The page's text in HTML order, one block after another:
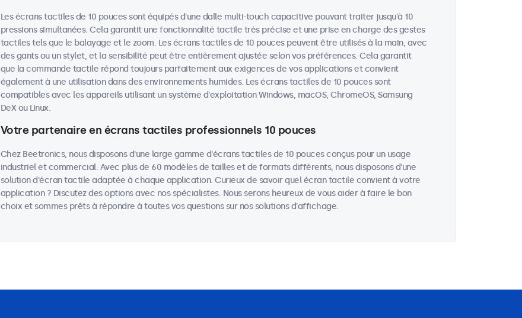
Les écrans tactiles de 10 pouces sont équipés d'une dalle multi-touch capacitive pouvant traiter jusqu'à 10
pressions simultanées. Cela garantit une fonctionnalité tactile très précise et une prise en charge des gestes
tactiles tels que le balayage et le zoom. Les écrans tactiles de 10 pouces peuvent être utilisés à la main, avec
des gants ou un stylet, et la sensibilité peut être entièrement ajustée selon vos préférences. Cela garantit
que la commande tactile répond toujours parfaitement aux exigences de vos applications et convient
également à une utilisation dans des environnements humides. Les écrans tactiles de 10 pouces sont
compatibles avec les appareils utilisant un système d'exploitation Windows, macOS, ChromeOS, Samsung
DeX ou Linux.
Votre partenaire en écrans tactiles professionnels 10 pouces
Chez Beetronics, nous disposons d'une large gamme d'écrans tactiles de 10 pouces conçus pour un usage
industriel et commercial. Avec plus de 60 modèles de tailles et de formats différents, nous disposons d'une
solution d'écran tactile adaptée à chaque application. Curieux de savoir quel écran tactile convient à votre
application ? Discutez des options avec nos spécialistes. Nous serons heureux de vous aider à faire le bon
choix et sommes prêts à répondre à toutes vos questions sur nos solutions d'affichage.